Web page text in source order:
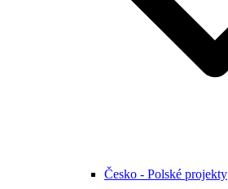
Česko - Polské projekty